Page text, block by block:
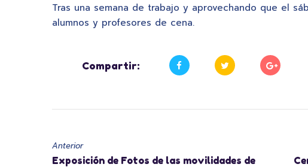
Tras una semana de trabajo y aprovechando que el
alumnos y profesores de cena.
Compartir:
Anterior
Exposición de Fotos de las movilidades de